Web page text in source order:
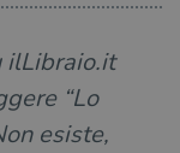
ilLibraio.it
“Lo
esiste,